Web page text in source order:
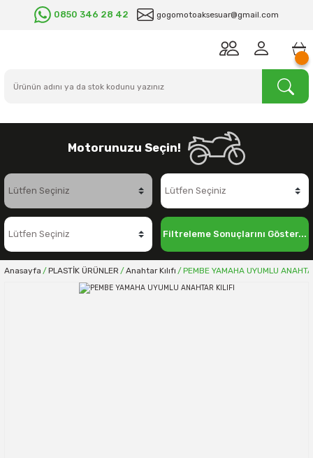
0850 346 28 42 gogomotoaksesuar@gmail.com
Motorunuzu Seçin!
Filtreleme Sonuçlarını Göster...
Anasayfa PLASTİK ÜRÜNLER Anahtar Kılıfı PEMBE YAMAHA UYUMLU